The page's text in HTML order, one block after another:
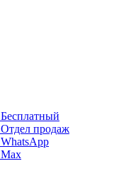
Бесплатный
Отдел продаж
WhatsApp
Max